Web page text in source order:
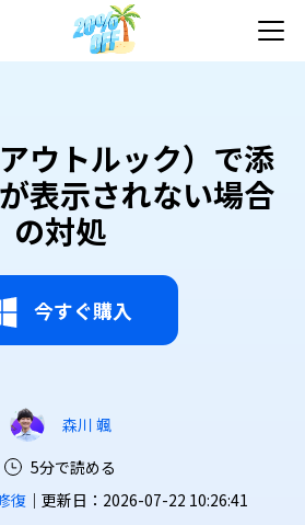
ウトルック）で添
表示されない場合
の対処
今すぐ購入
森川 颯
5分で読める
復｜更新日：2026-07-22 10:26:41